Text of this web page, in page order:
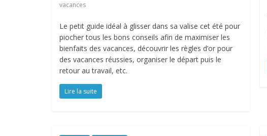
vacances
Le petit guide idéal à glisser dans sa valise cet été pour
piocher tous les bons conseils afin de maximiser les
bienfaits des vacances, découvrir les règles d’or pour
des vacances réussies, organiser le départ puis le
retour au travail, etc.
Lire la suite